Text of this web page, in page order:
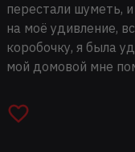
перестали шуметь,
на моё удивление,
коробочку, я была
мой домовой мне